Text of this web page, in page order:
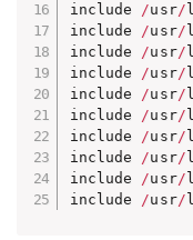
include
/usr/
include
/usr/
include
/usr/
include
/usr/
include
/usr/
include
/usr/
include
/usr/
include
/usr/
include
/usr/
include
/usr/